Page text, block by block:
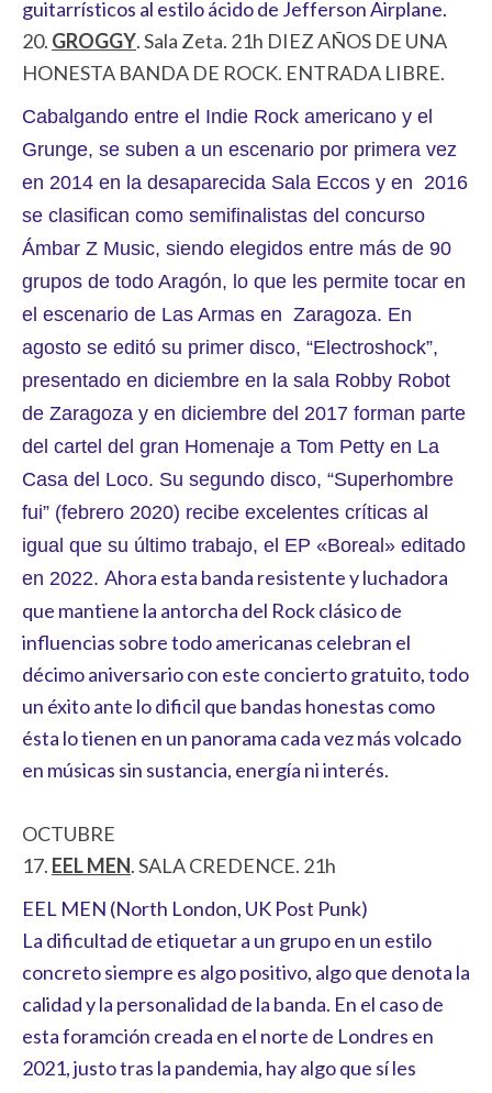
guitarrísticos al estilo ácido de Jefferson Airplane.
20. GROGGY. Sala Zeta. 21h DIEZ AÑOS DE UNA
HONESTA BANDA DE ROCK. ENTRADA LIBRE.
Cabalgando entre el Indie Rock americano y el
Grunge, se suben a un escenario por primera vez
en 2014 en la desaparecida Sala Eccos y en 2016
se clasifican como semifinalistas del concurso
Ámbar Z Music, siendo elegidos entre más de 90
grupos de todo Aragón, lo que les permite tocar en
el escenario de Las Armas en Zaragoza. En
agosto se editó su primer disco, “Electroshock”,
presentado en diciembre en la sala Robby Robot
de Zaragoza y en diciembre del 2017 forman parte
del cartel del gran Homenaje a Tom Petty en La
Casa del Loco. Su segundo disco, “Superhombre
fui” (febrero 2020) recibe excelentes críticas al
igual que su último trabajo, el EP «Boreal» editado
en 2022. Ahora esta banda resistente y luchadora
que mantiene la antorcha del Rock clásico de
influencias sobre todo americanas celebran el
décimo aniversario con este concierto gratuito, todo
un éxito ante lo dificil que bandas honestas como
ésta lo tienen en un panorama cada vez más volcado
en músicas sin sustancia, energía ni interés.
OCTUBRE
17. EEL MEN. SALA CREDENCE. 21h
EEL MEN (North London, UK Post Punk)
La dificultad de etiquetar a un grupo en un estilo
concreto siempre es algo positivo, algo que denota la
calidad y la personalidad de la banda. En el caso de
esta foramción creada en el norte de Londres en
2021, justo tras la pandemia, hay algo que sí les